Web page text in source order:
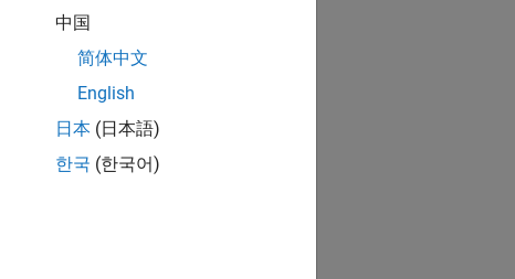
中国
简体中文
English
日本 (日本語)
한국 (한국어)